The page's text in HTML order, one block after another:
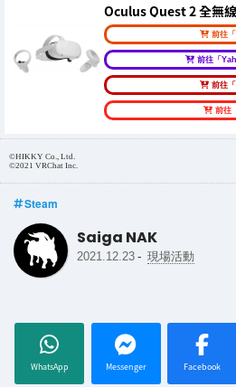
Oculus Quest 2 全無
前往
前往「
前往
前往
©HIKKY Co., Ltd.
©2021 VRChat Inc.
Steam
Saiga NAK
2021.12.23 - 現場活動
WhatsApp Messenger Facebook